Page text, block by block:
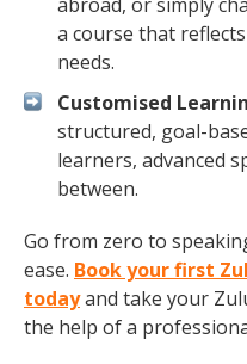
a course that
needs.
Customised
structured, goal-
learners, advanced
between.
Go from zero to
ease. Book your first
todayand take your
the help of a